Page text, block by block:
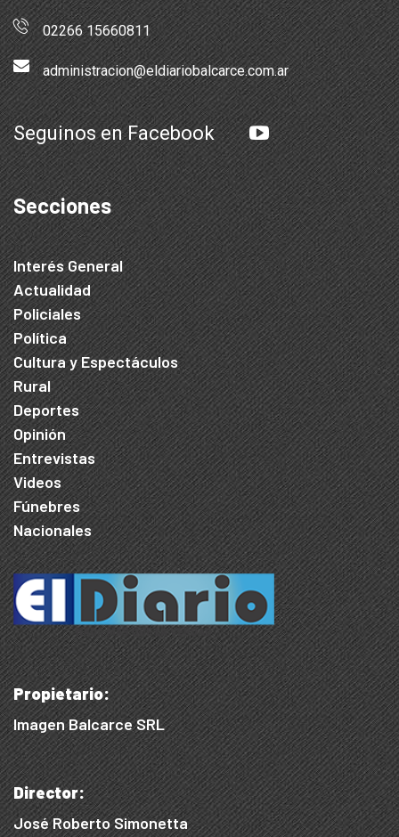
02266 15660811
administracion@eldiariobalcarce.com.ar
Seguinos en Facebook
Secciones
Interés General
Actualidad
Policiales
Política
Cultura y Espectáculos
Rural
Deportes
Opinión
Entrevistas
Videos
Fúnebres
Nacionales
Propietario:
Imagen Balcarce SRL
Director:
José Roberto Simonetta